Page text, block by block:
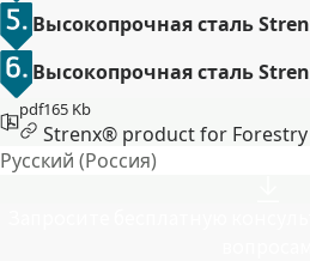
Высокопрочная сталь
Высокопрочная сталь
pdf165 Kb
Strenx® product for
Русский (Россия)